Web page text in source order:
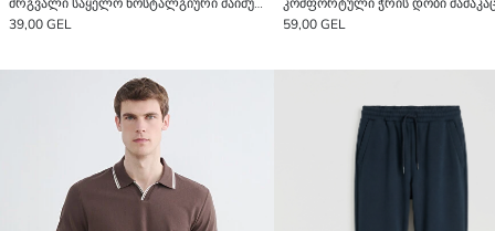
39,00 GEL
59,00 GEL